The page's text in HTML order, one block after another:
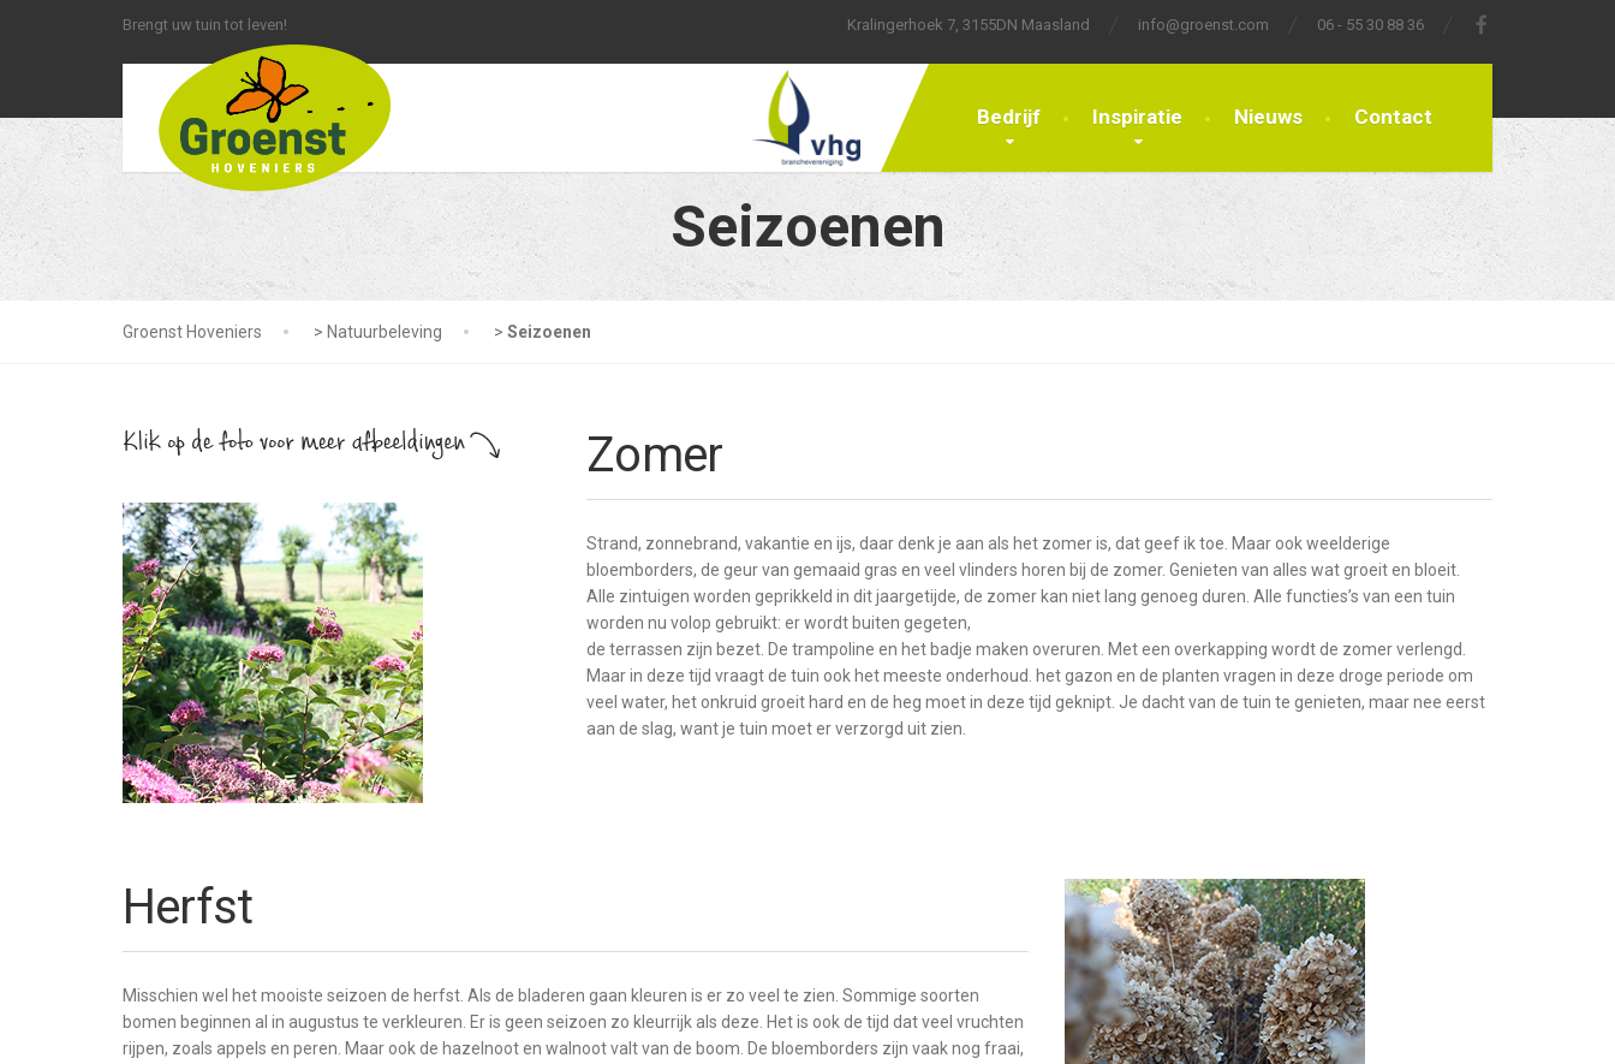
Brengt uw tuin tot leven! Kralingerhoek 7, 3155DN Maasland info@groenst.com 06 - 55 30 88 36
Bedrijf Inspiratie Nieuws Contact
Seizoenen
Groenst Hoveniers > Natuurbeleving > Seizoenen
Zomer
Strand, zonnebrand, vakantie en ijs, daar denk je aan als het zomer is, dat geef ik toe. Maar ook weelderige
bloemborders, de geur van gemaaid gras en veel vlinders horen bij de zomer. Genieten van alles wat groeit en bloeit.
Alle zintuigen worden geprikkeld in dit jaargetijde, de zomer kan niet lang genoeg duren. Alle functies’s van een tuin
worden nu volop gebruikt: er wordt buiten gegeten,
de terrassen zijn bezet. De trampoline en het badje maken overuren. Met een overkapping wordt de zomer verlengd.
Maar in deze tijd vraagt de tuin ook het meeste onderhoud. het gazon en de planten vragen in deze droge periode om
veel water, het onkruid groeit hard en de heg moet in deze tijd geknipt. Je dacht van de tuin te genieten, maar nee eerst
aan de slag, want je tuin moet er verzorgd uit zien.
Herfst
Misschien wel het mooiste seizoen de herfst. Als de bladeren gaan kleuren is er zo veel te zien. Sommige soorten
bomen beginnen al in augustus te verkleuren. Er is geen seizoen zo kleurrijk als deze. Het is ook de tijd dat veel vruchten
rijpen, zoals appels en peren. Maar ook de hazelnoot en walnoot valt van de boom. De bloemborders zijn vaak nog fraai,